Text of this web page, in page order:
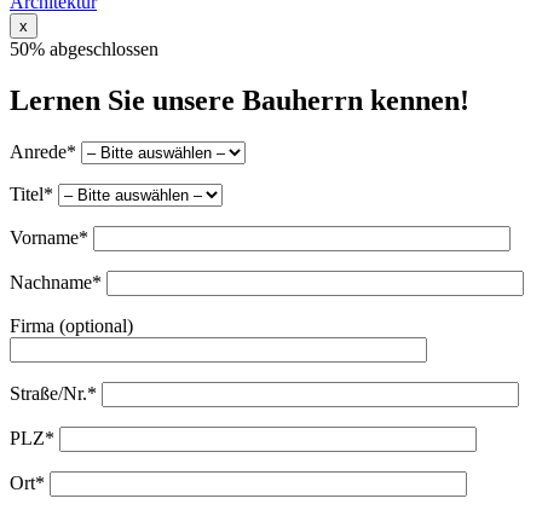
x
50% abgeschlossen
Lernen Sie unsere Bauherrn kennen!
Anrede*
Titel*
Vorname*
Nachname*
Firma (optional)
Straße/Nr.*
PLZ*
Ort*